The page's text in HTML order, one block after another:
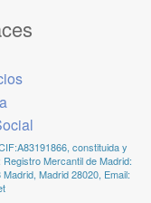
constituida y
Mercantil de Madrid:
Madrid 28020, Email: